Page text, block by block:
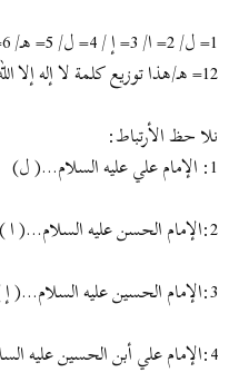
12= هـ/هذا توزيع كلمة لا إله إلا الله
نلا حظ الأرتباط:
1: الإمام علي عليه السلام...( ل)
2:الإمام الحسن عليه السلام...( ا )
3:الإمام الحسين عليه السلام...( إ )
4:الإمام علي أبن الحسين عليه السلام.....( ل )